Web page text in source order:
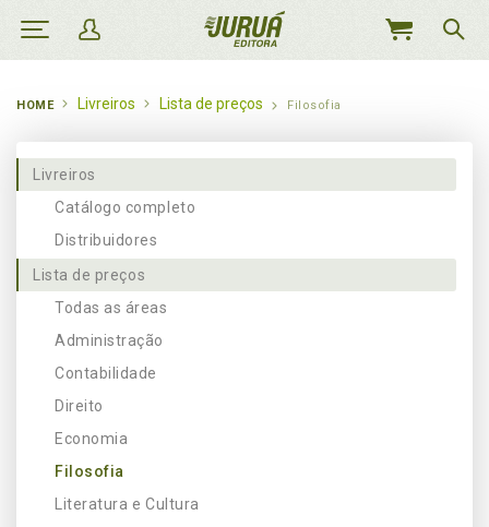
MEU
HOME Livreiros Lista de preços Filosofia
Livreiros
Catálogo completo
Distribuidores
Lista de preços
Todas as áreas
Administração
Contabilidade
Direito
Economia
Filosofia
Literatura e Cultura